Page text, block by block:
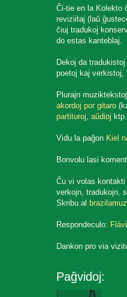
Ĉi-tie en la Kolekto
reviziitaj (laŭ
ĉiuj tradukoj
do estas kanteblaj.
Dekoj da
poetoj kaj verkistoj,
Plurajn
akordoj por gitaro
partituroj,aŭdioj ktp.
Vidu la paĝon Kiel
Bonvolu lasi
Ĉu vi volas
verkojn, tradukojn,
Skribu al
Respondeculo:
Dankon pro via
Paĝvidoj: